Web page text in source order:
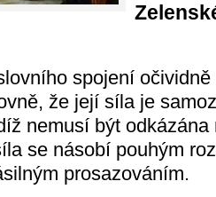
spojení očividně
že její síla je
nemusí být
se násobí pouhým
prosazováním.